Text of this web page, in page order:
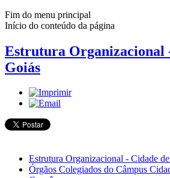
Fim do menu principal
Início do conteúdo da página
Estrutura Organizacional
Goiás
Estrutura Organizacional - Cidade
Órgãos Colegiados do Câmpus